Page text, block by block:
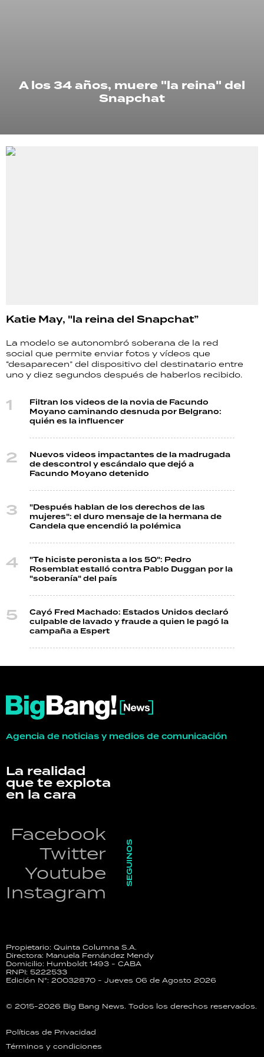
A los 34 años, muere "la reina" del
Snapchat
Katie May, "la reina del Snapchat”
La modelo se autonombró soberana de la red
social que permite enviar fotos y vídeos que
“desaparecen” del dispositivo del destinatario entre
uno y diez segundos después de haberlos recibido.
Filtran los videos de la novia de Facundo
Moyano caminando desnuda por Belgrano:
quién es la influencer
Nuevos videos impactantes de la madrugada
de descontrol y escándalo que dejó a
Facundo Moyano detenido
"Después hablan de los derechos de las
mujeres": el duro mensaje de la hermana de
Candela que encendió la polémica
"Te hiciste peronista a los 50": Pedro
Rosemblat estalló contra Pablo Duggan por la
"soberanía" del país
Cayó Fred Machado: Estados Unidos declaró
culpable de lavado y fraude a quien le pagó la
campaña a Espert
Agencia de noticias y medios de comunicación
La realidad
que te explota
en la cara
Facebook
Twitter
Youtube
Instagram
SEGUINOS
Propietario: Quinta Columna S.A.
Directora: Manuela Fernández Mendy
Domicilio: Humboldt 1493 - CABA
RNPI: 5222533
Edición N°: 20032870 - Jueves 06 de Agosto 2026
© 2015-2026 Big Bang News. Todos los derechos reservados.
Políticas de Privacidad
Términos y condiciones
PALABRAS